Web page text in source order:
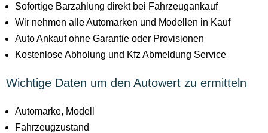
Sofortige Barzahlung direkt bei Fahrzeugankauf
Wir nehmen alle Automarken und Modellen in Kauf
Auto Ankauf ohne Garantie oder Provisionen
Kostenlose Abholung und Kfz Abmeldung Service
Wichtige Daten um den Autowert zu ermitteln
Automarke, Modell
Fahrzeugzustand